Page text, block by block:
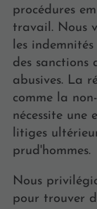
procédures
travail. Nous
les
des sanctions
abusives. La
comme la
nécessite une
litiges
prud'hommes.
Nous
pour trouver